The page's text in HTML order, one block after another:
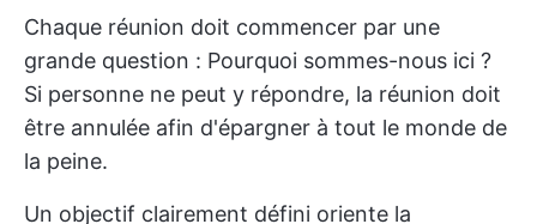
Chaque réunion doit commencer par une
grande question : Pourquoi sommes-nous ici ?
Si personne ne peut y répondre, la réunion doit
être annulée afin d'épargner à tout le monde de
la peine.
Un objectif clairement défini oriente la